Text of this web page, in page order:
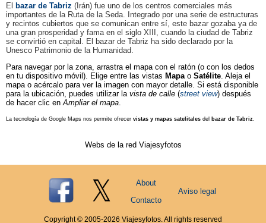
El bazar de Tabriz (Irán) fue uno de los centros comerciales más
importantes de la Ruta de la Seda. Integrado por una serie de estructuras
y recintos cubiertos que se comunican entre sí, este bazar gozaba ya de
una gran prosperidad y fama en el siglo XIII, cuando la ciudad de Tabriz
se convirtió en capital. El bazar de Tabriz ha sido declarado por la
Unesco Patrimonio de la Humanidad.
Para navegar por la zona, arrastra el mapa con el ratón (o con los dedos
en tu dispositivo móvil). Elige entre las vistas Mapao Satélite. Aleja el
mapa o acércalo para ver la imagen con mayor detalle. Si está disponible
para la ubicación, puedes utilizar la vista de calle (street view) después
de hacer clic enAmpliar el mapa.
La tecnología de Google Maps nos permite ofrecer vistas y mapas satelitales del bazar de Tabriz.
Webs de la red Viajesyfotos
About
Contacto
Aviso legal
Copyright © 2005-2026 Viajesyfotos. All rights reserved